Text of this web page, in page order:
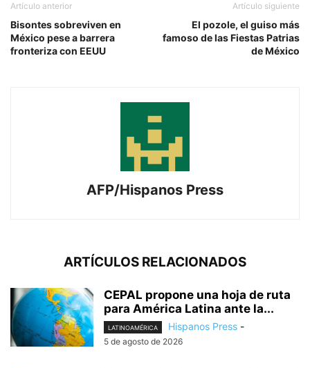
Artículo anterior
Bisontes sobreviven en
México pese a barrera
fronteriza con EEUU
Artículo siguiente
El pozole, el guiso más
famoso de las Fiestas Patrias
de México
AFP/Hispanos Press
ARTÍCULOS RELACIONADOS
CEPAL propone una hoja de ruta
para América Latina ante la...
LATINOAMÉRICA Hispanos Press -
5 de agosto de 2026